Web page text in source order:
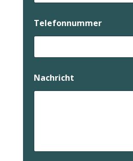
Telefonnummer
Nachricht